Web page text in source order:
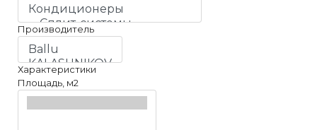
Производитель
Характеристики
Площадь, м2